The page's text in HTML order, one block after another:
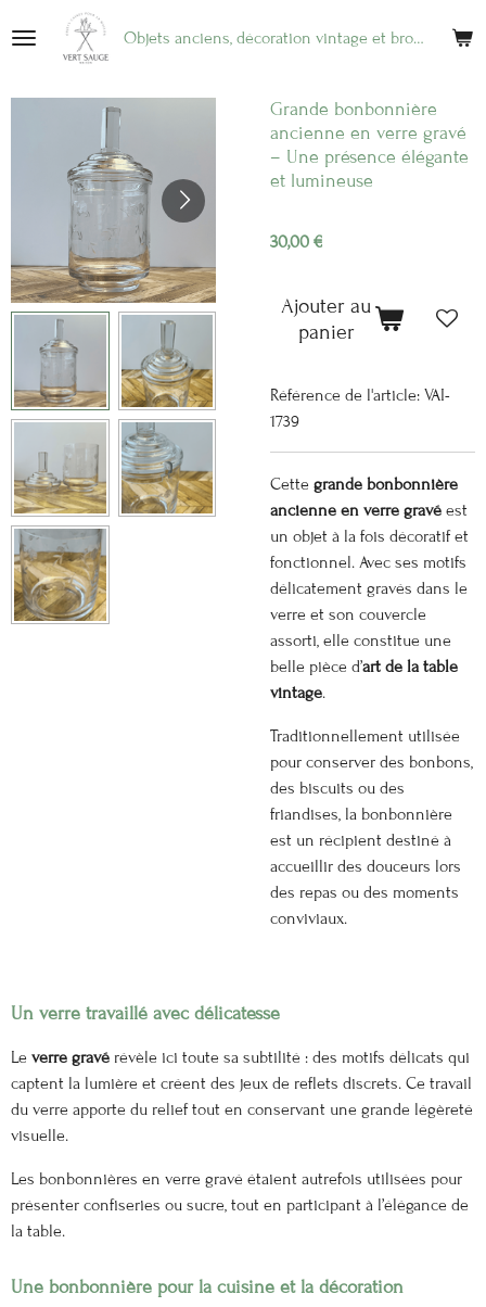
Passer
au
principal
Objets anciens, décoration vintage et brocante en ligne
Grande bonbonnière
ancienne en verre gravé
– Une présence élégante
et lumineuse
30,00 €
Ajouter au
panier
Référence de l'article: VAI-
1739
Cette grande bonbonnière
ancienne en verre gravé est
un objet à la fois décoratif et
fonctionnel. Avec ses motifs
délicatement gravés dans le
verre et son couvercle
assorti, elle constitue une
belle pièce d’art de la table
vintage.
Traditionnellement utilisée
pour conserver des bonbons,
des biscuits ou des
friandises, la bonbonnière
est un récipient destiné à
accueillir des douceurs lors
des repas ou des moments
conviviaux.
Un verre travaillé avec délicatesse
Le verre gravé révèle ici toute sa subtilité : des motifs délicats qui
captent la lumière et créent des jeux de reflets discrets. Ce travail
du verre apporte du relief tout en conservant une grande légèreté
visuelle.
Les bonbonnières en verre gravé étaient autrefois utilisées pour
présenter confiseries ou sucre, tout en participant à l’élégance de
la table.
Une bonbonnière pour la cuisine et la décoration